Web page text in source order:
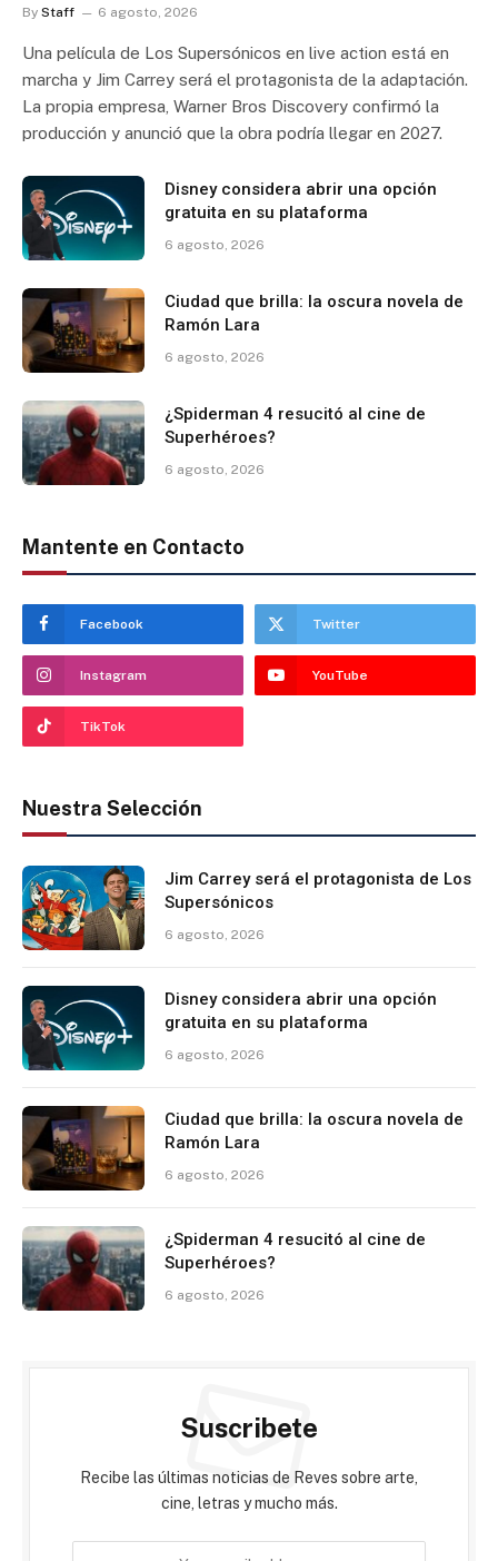
By Staff 6 agosto, 2026
Una película de Los Supersónicos en live action está en
marcha y Jim Carrey será el protagonista de la adaptación.
La propia empresa, Warner Bros Discovery confirmó la
producción y anunció que la obra podría llegar en 2027.
Disney considera abrir una opción
gratuita en su plataforma
6 agosto, 2026
Ciudad que brilla: la oscura novela de
Ramón Lara
6 agosto, 2026
¿Spiderman 4 resucitó al cine de
Superhéroes?
6 agosto, 2026
Mantente en Contacto
Facebook Twitter
Instagram YouTube
TikTok
Nuestra Selección
Jim Carrey será el protagonista de Los
Supersónicos
6 agosto, 2026
Disney considera abrir una opción
gratuita en su plataforma
6 agosto, 2026
Ciudad que brilla: la oscura novela de
Ramón Lara
6 agosto, 2026
¿Spiderman 4 resucitó al cine de
Superhéroes?
6 agosto, 2026
Suscribete
Recibe las últimas noticias de Reves sobre arte,
cine, letras y mucho más.